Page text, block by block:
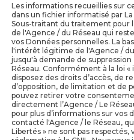
Les informations recueillies sur
dans un fichier informatisé par
Sous-traitant du traitement pour
de l'Agence / du Réseau qui
vos Données personnelles. La
l'intérêt légitime de l'Agence /
jusqu'à demande de
Réseau. Conformément à la loi
disposez des droits d’accès, de
d’opposition, de limitation et de
pouvez retirer votre
directement l’Agence / Le
pour plus d’informations sur vos
contacté l'Agence / le Réseau,
Libertés » ne sont pas respectés,